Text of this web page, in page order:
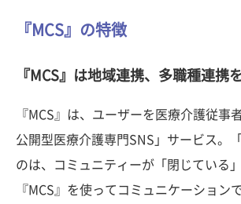
『MCS』の特徴
『MCS』は地域連携、多職種連携
『MCS』は、ユーザーを医療介護従事
公開型医療介護専門SNS」サービス。
のは、コミュニティーが「閉じている
『MCS』を使ってコミュニケーション